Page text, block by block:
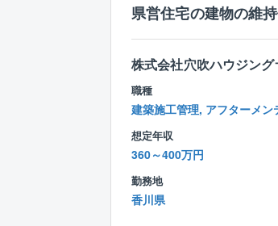
県営住宅の建物の維
株式会社穴吹ハウジング
職種
建築施工管理, アフターメン
想定年収
360～400万円
勤務地
香川県